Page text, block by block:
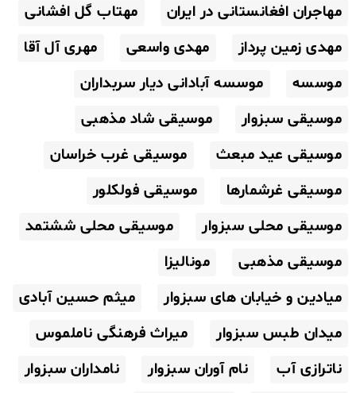
مهاجران افغانستانی در ایران
مهتاب گل افشانی
مهدی زمین پرداز
مهدی واسعی
مهری آل آقا
موسسه
موسسه آبادانی دیار سربداران
موسیقی سبزوار
موسیقی شاد مذهبی
موسیقی عید مبعث
موسیقی غرب خراسان
موسیقی غرشمارها
موسیقی فولکلور
موسیقی محلی سبزوار
موسیقی محلی ششتمد
موسیقی مذهبی
مونالیزا
میادین و خیابان های سبزوار
میثم حسین آبادی
میدان طبس سبزوار
میراث فرهنگی ناملموس
ناترازی آب
نام آوران سبزوار
نامداران سبزوار